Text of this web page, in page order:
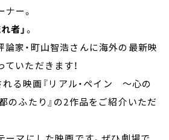
ー。
者」。
論家・町山智浩さんに海外の最新映
いただきます！
れる映画『リアル・ペイン ～心の
のふたり』の2作品をご紹介いただ